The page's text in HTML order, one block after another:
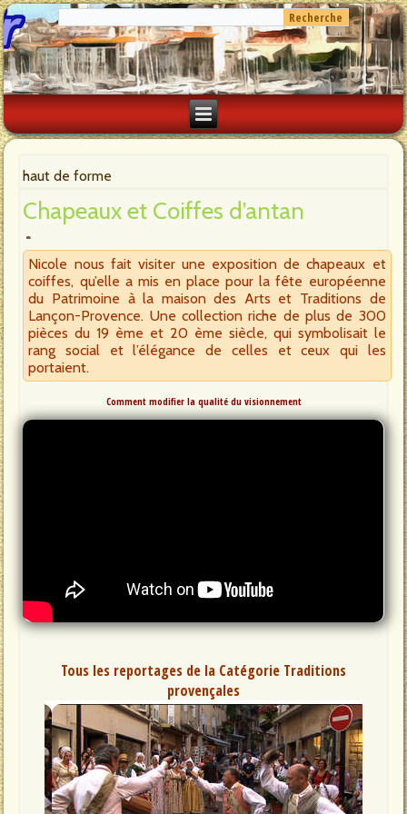
haut de forme
Chapeaux et Coiffes d’antan
Nicole nous fait visiter une exposition de chapeaux et
coiffes, qu’elle a mis en place pour la fête européenne
du Patrimoine à la maison des Arts et Traditions de
Lançon-Provence. Une collection riche de plus de 300
pièces du 19 ème et 20 ème siècle, qui symbolisait le
rang social et l’élégance de celles et ceux qui les
portaient.
Comment modifier la qualité du visionnement
Tous les reportages de la Catégorie Traditions
provençales